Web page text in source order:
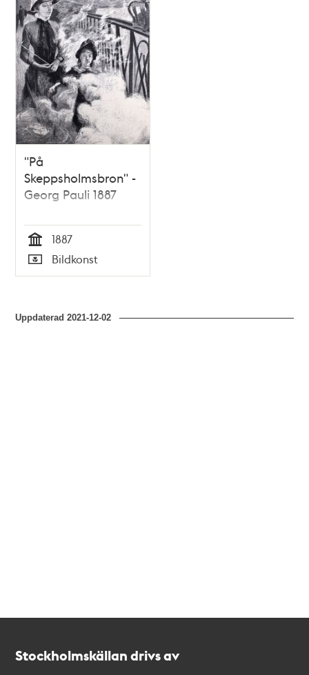
"På
Skeppsholmsbron" -
Georg Pauli 1887
Tid
1887
Typ
Bildkonst
Uppdaterad2021-12-02
Stockholmskällan drivs av